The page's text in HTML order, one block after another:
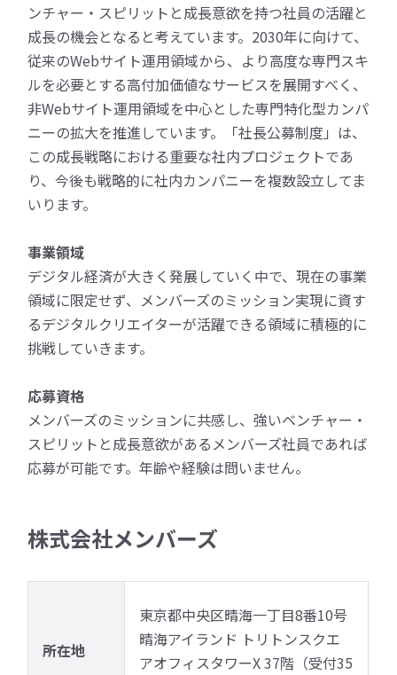
ンチャー・スピリットと成長意欲を持つ社員の活躍と
成長の機会となると考えています。2030年に向けて、
従来のWebサイト運用領域から、より高度な専門スキ
ルを必要とする高付加価値なサービスを展開すべく、
非Webサイト運用領域を中心とした専門特化型カンパ
ニーの拡大を推進しています。「社長公募制度」は、
この成長戦略における重要な社内プロジェクトであ
り、今後も戦略的に社内カンパニーを複数設立してま
いります。
事業領域
デジタル経済が大きく発展していく中で、現在の事業
領域に限定せず、メンバーズのミッション実現に資す
るデジタルクリエイターが活躍できる領域に積極的に
挑戦していきます。
応募資格
メンバーズのミッションに共感し、強いベンチャー・
スピリットと成長意欲があるメンバーズ社員であれば
応募が可能です。年齢や経験は問いません。
株式会社メンバーズ
所在地
東京都中央区晴海一丁目8番10号
晴海アイランド トリトンスクエ
アオフィスタワーX 37階（受付35